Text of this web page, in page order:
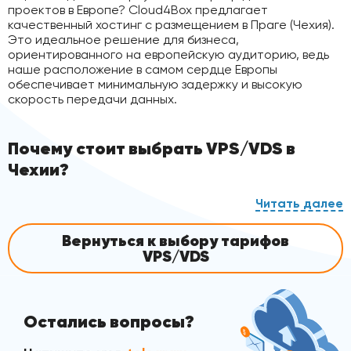
проектов в Европе? Cloud4Box предлагает
качественный хостинг с размещением в Праге (Чехия).
Это идеальное решение для бизнеса,
ориентированного на европейскую аудиторию, ведь
наше расположение в самом сердце Европы
обеспечивает минимальную задержку и высокую
скорость передачи данных.
Почему стоит выбрать VPS/VDS в
Чехии?
Аренда VPS/VDS в Чехии — это стратегически
обеспечивает отличный пинг для всех стран
Центральной и Восточной Европы. Это важно для
сайтов, интернет-магазинов, онлайн-игр и веб-
приложений, где каждая миллисекунда имеет
значение. Наши дата-центры в Праге соответствуют
высоким стандартам безопасности, гарантируя
сохранность ваших данных и бесперебойную работу.
Вернуться к выбору тарифов
VPS/VDS
Остались вопросы?